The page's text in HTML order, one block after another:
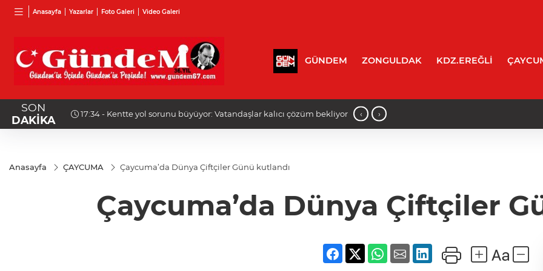
Anasayfa Yazarlar Foto Galeri Video Galeri
GÜNDEM ZONGULDAK KDZ.EREĞLİ
SON
DAKİKA
bekliyor 17:13 - Yeni Parti Zonguldak Kurucu İl Yönetim Kurulu belli oldu! ‹ ›
Anasayfa ÇAYCUMA Çaycuma’da Dünya Çiftçiler Günü kutlandı
Çaycuma’da Dünya Çiftçiler